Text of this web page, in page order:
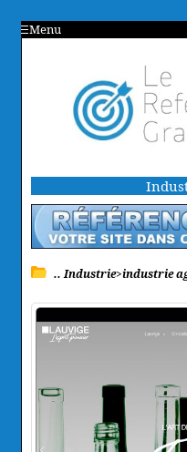
Menu
.. Industrie>industrie